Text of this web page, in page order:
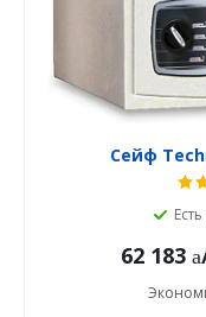
Сейф
62 183